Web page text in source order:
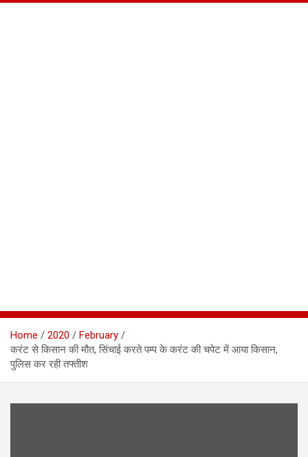
Home 2020
February
करंट से किसान की मौत, सिंचाई करते पम्प के करंट की चपेट में आया किसान,
पुलिस कर रही तफ्तीश